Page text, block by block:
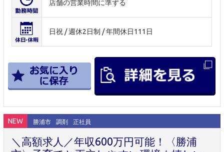
店舗の営業時間に準ずる
日祝 / 週休2日制 / 年間休日111日
NEW 勝浦市 調剤 正社員
＼高額求人／年収600万円可能！〈勝浦